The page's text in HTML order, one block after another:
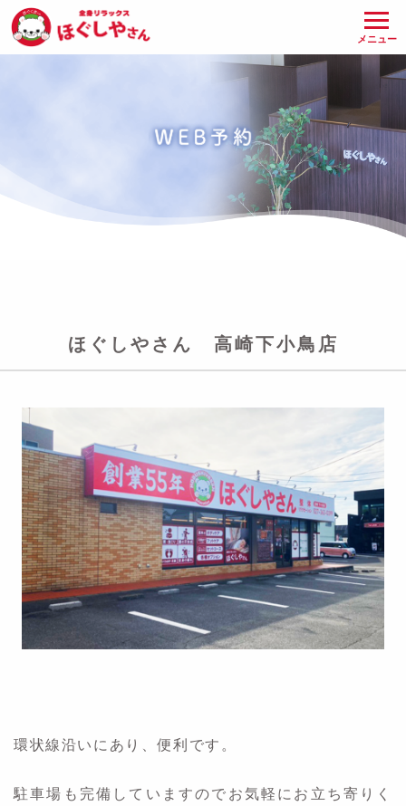
メニュー
ほぐしやさん 高崎下小鳥店
環状線沿いにあり、便利です。
駐車場も完備していますのでお気軽にお立ち寄りく